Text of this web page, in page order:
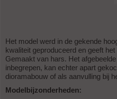
Het model werd in de gekende
kwaliteit geproduceerd en geeft
Gemaakt van hars. Het
inbegrepen, kan echter apart
dioramabouw of als aanvulling bij
Modelbijzonderheden: